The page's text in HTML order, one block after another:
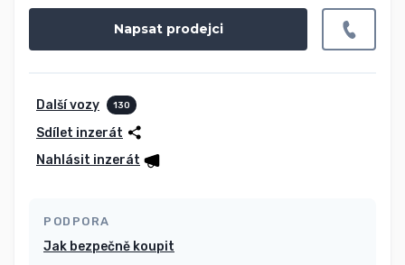
Napsat prodejci
Další vozy 130
Sdílet inzerát
Nahlásit inzerát
PODPORA
Jak bezpečně koupit